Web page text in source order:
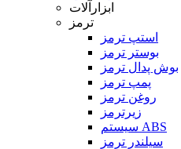
ابزارآلات
ترمز
استپ ترمز
بوستر ترمز
بوش پدال ترمز
پمپ ترمز
روغن ترمز
زیرترمز
سیستم ABS
سیلندر ترمز